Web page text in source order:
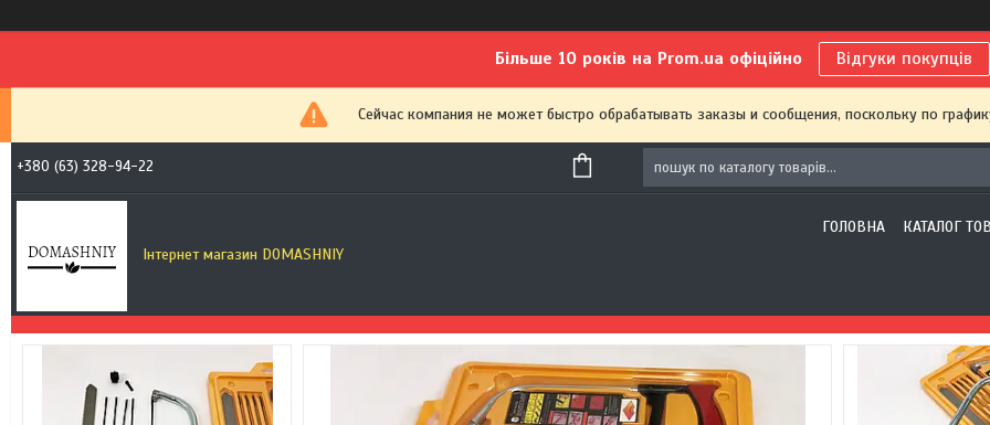
Більше 10 років на Prom.ua офіційно Відгуки покупців
Сейчас компания не может быстро обрабатывать заказы и сообщения, поскольку по
+380 (63) 328-94-22
Інтернет магазин DOMASHNIY
ГОЛОВНА КАТАЛОГ